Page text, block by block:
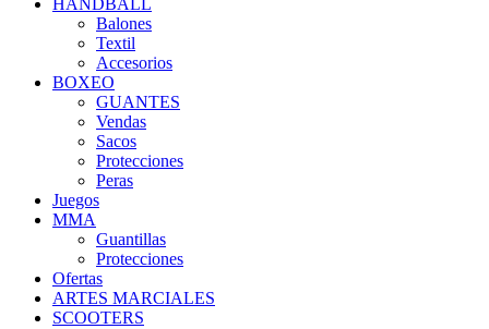
HANDBALL
Balones
Textil
Accesorios
BOXEO
GUANTES
Vendas
Sacos
Protecciones
Peras
Juegos
MMA
Guantillas
Protecciones
Ofertas
ARTES MARCIALES
SCOOTERS